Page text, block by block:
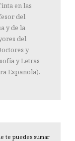
en las
del
y de la
del
y
y Letras
Española).
te puedes sumar